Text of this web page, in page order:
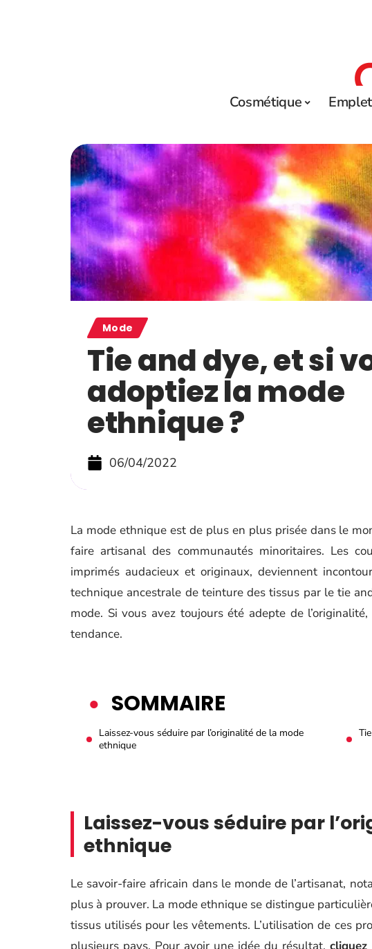
Cosmétique
Mode
Tie and dye, et si
adoptiez la mode
ethnique ?
06/04/2022
La mode ethnique est de plus en plus prisée dans le
faire artisanal des communautés minoritaires. Les
imprimés audacieux et originaux, deviennent
technique ancestrale de teinture des tissus par le tie
mode. Si vous avez toujours été adepte de
tendance.
SOMMAIRE
Laissez-vous séduire par l’originalité de la mode
ethnique
Laissez-vous séduire par
ethnique
Le savoir-faire africain dans le monde de l’artisanat,
plus à prouver. La mode ethnique se distingue
tissus utilisés pour les vêtements. L’utilisation de ces